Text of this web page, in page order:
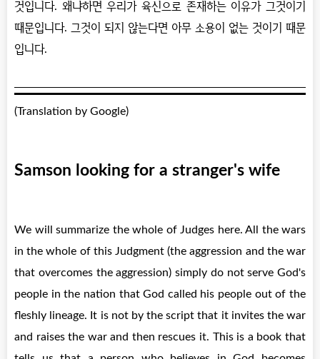
것입니다. 왜냐하면 우리가 육신으로 존재하는 이유가 그것이기
때문입니다. 그것이 되지 않는다면 아무 소용이 없는 것이기 때문
입니다.
(Translation by Google)
Samson looking for a stranger's wife
We will summarize the whole of Judges here. All the wars
in the whole of this Judgment (the aggression and the war
that overcomes the aggression) simply do not serve God's
people in the nation that God called his people out of the
fleshly lineage. It is not by the script that it invites the war
and raises the war and then rescues it. This is a book that